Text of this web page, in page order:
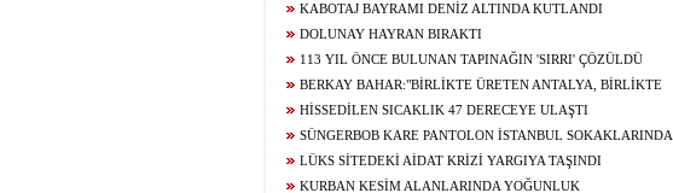
KABOTAJ BAYRAMI DENİZ ALTINDA KUTLANDI
DOLUNAY HAYRAN BIRAKTI
113 YIL ÖNCE BULUNAN TAPINAĞIN 'SIRRI' ÇÖZÜLDÜ
BERKAY BAHAR:"BİRLİKTE ÜRETEN ANTALYA, BİRLİKTE
KAZANAN ANTALYA OLACAK"
HİSSEDİLEN SICAKLIK 47 DERECEYE ULAŞTI
SÜNGERBOB KARE PANTOLON İSTANBUL SOKAKLARINDA
LÜKS SİTEDEKİ AİDAT KRİZİ YARGIYA TAŞINDI
KURBAN KESİM ALANLARINDA YOĞUNLUK